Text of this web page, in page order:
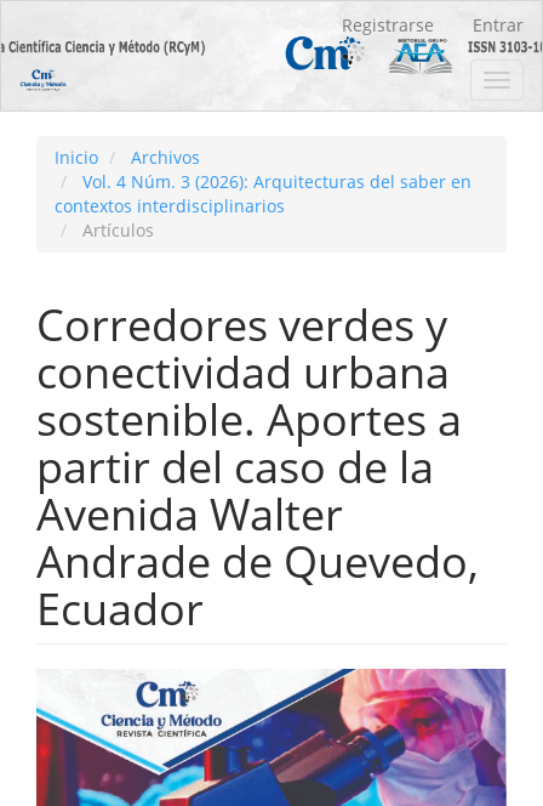
principal
Contenido
principal
Barra
Registrarse Entrar
Inicio
Archivos
Vol. 4 Núm. 3 (2026): Arquitecturas del saber en
contextos interdisciplinarios
Artículos
Corredores verdes y
conectividad urbana
sostenible. Aportes a
partir del caso de la
Avenida Walter
Andrade de Quevedo,
Ecuador